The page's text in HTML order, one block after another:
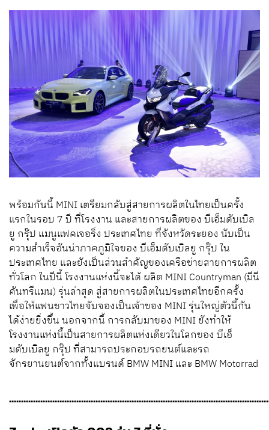
พร้อมกันนี้ MINI เตรียมกลับสู่สายการผลิตในไทยเป็นครั้ง
แรกในรอบ 7 ปี ที่โรงงาน และสายการผลิตของ บีเอ็มดับเบิล
ยู กรุ๊ป แมนูแฟคเจอริ่ง ประเทศไทย ที่จังหวัดระยอง นับเป็น
ความสำเร็จอันน่าภาคภูมิใจของ บีเอ็มดับเบิลยู กรุ๊ป ใน
ประเทศไทย และยังเป็นส่วนสำคัญของเครือข่ายสายการผลิต
ทั่วโลก ในปีนี้ โรงงานแห่งนี้จะได้ ผลิต MINI Countryman (มีนี
คันทรีแมน) รุ่นล่าสุด สู่สายการผลิตในประเทศไทยอีกครั้ง
เพื่อให้แฟนชาวไทยจับจองเป็นเจ้าของ MINI รุ่นใหญ่ตัวนี้กัน
ได้ง่ายยิ่งขึ้น นอกจากนี้ การกลับมาของ MINI ยังทำให้
โรงงานแห่งนี้เป็นสายการผลิตแห่งเดียวในโลกของ บีเอ็
มดับเบิลยู กรุ๊ป ที่สามารถประกอบรถยนต์และรถ
จักรยานยนต์จากทั้งแบรนด์ BMW MINI และ BMW Motorrad